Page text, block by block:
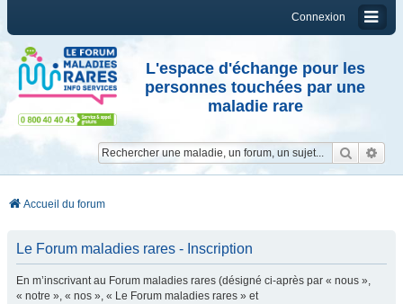
Connexion
L'espace d'échange pour les
personnes touchées par une
maladie rare
Accueil du forum
Le Forum maladies rares - Inscription
En m’inscrivant au Forum maladies rares (désigné ci-après par « nous »,
« notre », « nos », « Le Forum maladies rares » et